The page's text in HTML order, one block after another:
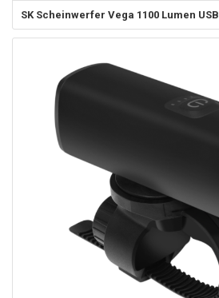
SK Scheinwerfer Vega 1100 Lumen USB